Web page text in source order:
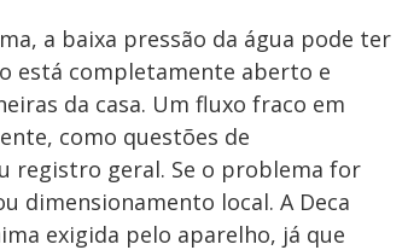
a baixa pressão da água pode ter
está completamente aberto e
da casa. Um fluxo fraco em
como questões de
registro geral. Se o problema for
dimensionamento local. A Deca
exigida pelo aparelho, já que